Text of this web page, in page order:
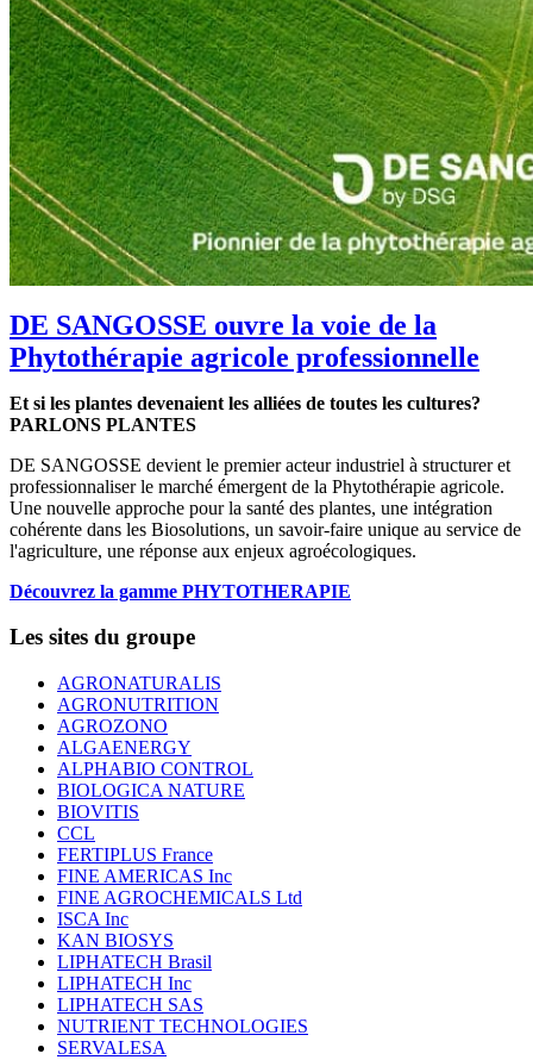
DE SANGOSSE ouvre la voie de la
Phytothérapie agricole professionnelle
Et si les plantes devenaient les alliées de toutes les cultures?
PARLONS PLANTES
DE SANGOSSE devient le premier acteur industriel à structurer et
professionnaliser le marché émergent de la Phytothérapie agricole.
Une nouvelle approche pour la santé des plantes, une intégration
cohérente dans les Biosolutions, un savoir-faire unique au service de
l'agriculture, une réponse aux enjeux agroécologiques.
Découvrez la gamme PHYTOTHERAPIE
Les sites du groupe
AGRONATURALIS
AGRONUTRITION
AGROZONO
ALGAENERGY
ALPHABIO CONTROL
BIOLOGICA NATURE
BIOVITIS
CCL
FERTIPLUS France
FINE AMERICAS Inc
FINE AGROCHEMICALS Ltd
ISCA Inc
KAN BIOSYS
LIPHATECH Brasil
LIPHATECH Inc
LIPHATECH SAS
NUTRIENT TECHNOLOGIES
SERVALESA